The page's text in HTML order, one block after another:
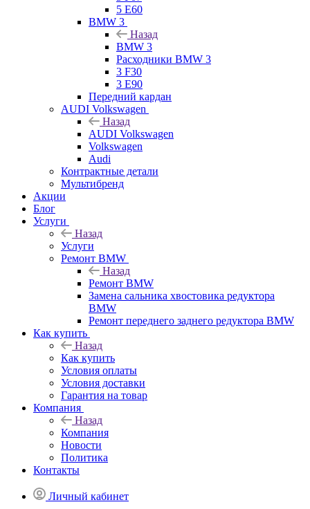
5 E60
BMW 3
Назад
BMW 3
Расходники BMW 3
3 F30
3 E90
Передний кардан
AUDI Volkswagen
Назад
AUDI Volkswagen
Volkswagen
Audi
Контрактные детали
Мультибренд
Акции
Блог
Услуги
Назад
Услуги
Ремонт BMW
Назад
Ремонт BMW
Замена сальника хвостовика редуктора
BMW
Ремонт переднего заднего редуктора BMW
Как купить
Назад
Как купить
Условия оплаты
Условия доставки
Гарантия на товар
Компания
Назад
Компания
Новости
Политика
Контакты
Личный кабинет